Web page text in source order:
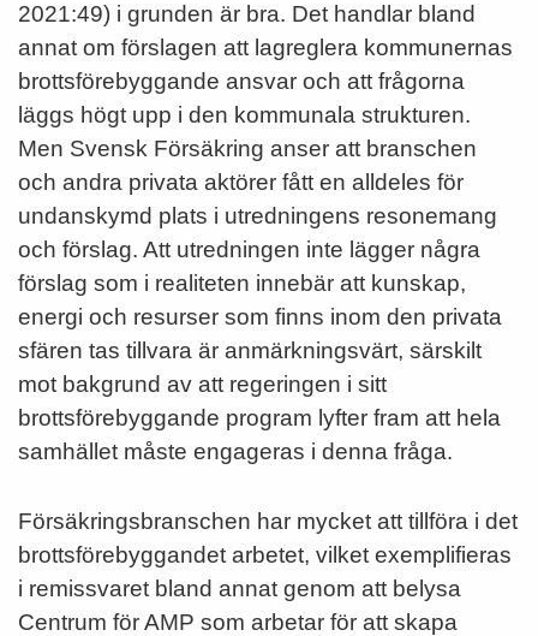
2021:49) i grunden är bra. Det handlar bland
annat om förslagen att lagreglera kommunernas
brottsförebyggande ansvar och att frågorna
läggs högt upp i den kommunala strukturen.
Men Svensk Försäkring anser att branschen
och andra privata aktörer fått en alldeles för
undanskymd plats i utredningens resonemang
och förslag. Att utredningen inte lägger några
förslag som i realiteten innebär att kunskap,
energi och resurser som finns inom den privata
sfären tas tillvara är anmärkningsvärt, särskilt
mot bakgrund av att regeringen i sitt
brottsförebyggande program lyfter fram att hela
samhället måste engageras i denna fråga.
Försäkringsbranschen har mycket att tillföra i det
brottsförebyggandet arbetet, vilket exemplifieras
i remissvaret bland annat genom att belysa
Centrum för AMP som arbetar för att skapa